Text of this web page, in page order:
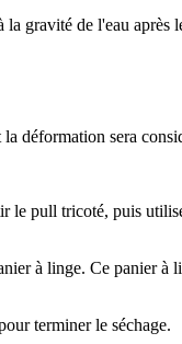
gravité de l'eau après
déformation sera
pull tricoté, puis
à linge. Ce panier à
terminer le séchage.